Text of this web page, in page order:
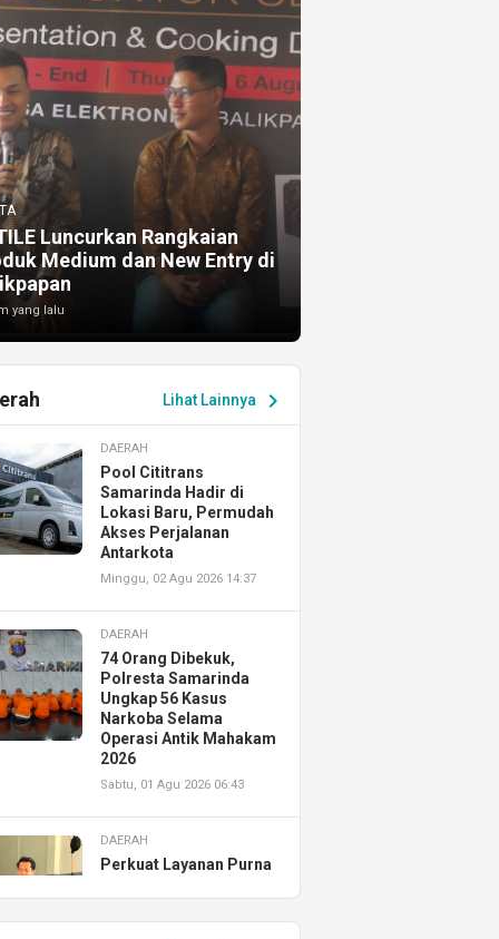
Luncurkan Rangkaian
Medium dan New Entry di
yang lalu
Lihat Lainnya chevron_right
DAERAH
Pool Cititrans
Samarinda Hadir di
Lokasi Baru, Permudah
Akses Perjalanan
Antarkota
Minggu, 02 Agu 2026 14:37
DAERAH
74 Orang Dibekuk,
Polresta Samarinda
Ungkap 56 Kasus
Narkoba Selama
Operasi Antik Mahakam
2026
Sabtu, 01 Agu 2026 06:43
DAERAH
Perkuat Layanan Purna
Resmikan AHASS